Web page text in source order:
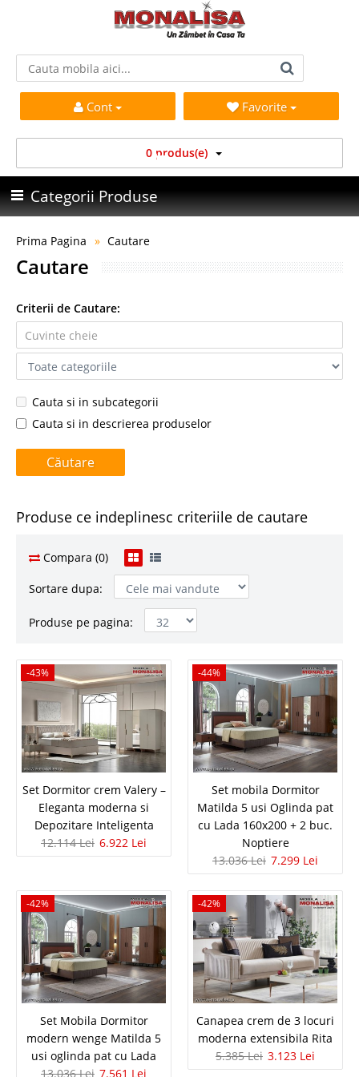
Cont Favorite
0 produs(e)
Categorii Produse
Prima Pagina Cautare
Cautare
Criterii de Cautare:
Cauta si in subcategorii
Cauta si in descrierea produselor
Produse ce indeplinesc criteriile de cautare
Compara (0)
Sortare dupa:
Produse pe pagina:
-43%
Set Dormitor crem Valery – Eleganta
moderna si Depozitare Inteligenta
Set dormitor complet Valery - Premium ✅ Modern ✅ Elegant ✅ Depozitare
inteligenta la Pret de importator oficial Setul de mobilier pentru dormitor
crem Valery de la Mondi Home imbina eleganta clasica si functionalitatea
moderna, oferind finisaje de inalta calitate de..
Compara
12.114 Lei
Pret Redus 6.922 Lei
Vezi Detalii
Adauga la Favorite
-43%
Set Dormitor crem Valery –
Eleganta moderna si
Depozitare Inteligenta
12.114 Lei 6.922 Lei
-44%
Set mobila Dormitor
Matilda 5 usi Oglinda pat
cu Lada 160x200 + 2 buc.
Noptiere
13.036 Lei 7.299 Lei
-42%
Set Mobila Dormitor
modern wenge Matilda 5
usi oglinda pat cu Lada
13.036 Lei 7.561 Lei
-42%
Canapea crem de 3 locuri
moderna extensibila Rita
5.385 Lei 3.123 Lei